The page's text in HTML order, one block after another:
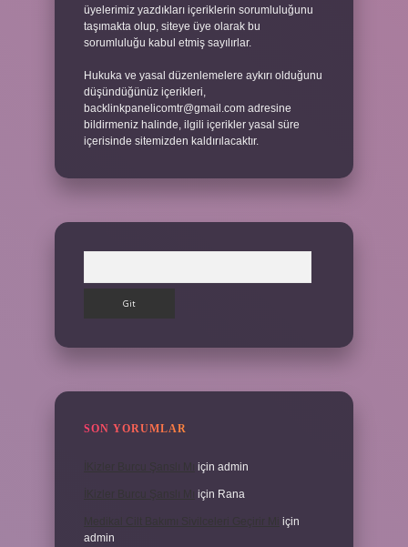
üyelerimiz yazdıkları içeriklerin sorumluluğunu
taşımakta olup, siteye üye olarak bu
sorumluluğu kabul etmiş sayılırlar.
Hukuka ve yasal düzenlemelere aykırı olduğunu
düşündüğünüz içerikleri,
backlinkpanelicomtr@gmail.com adresine
bildirmeniz halinde, ilgili içerikler yasal süre
içerisinde sitemizden kaldırılacaktır.
SON YORUMLAR
için admin
için Rana
için
admin